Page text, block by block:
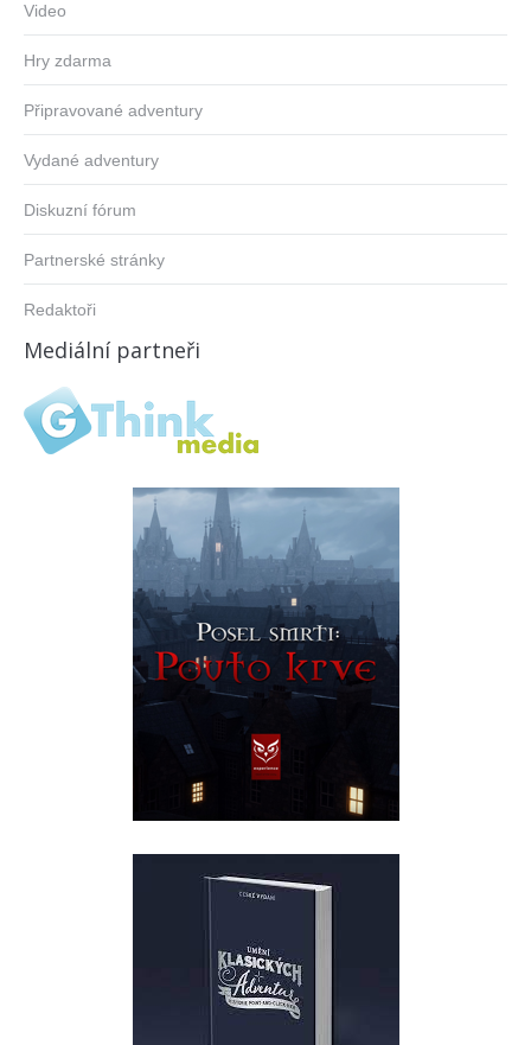
Video
Hry zdarma
Připravované adventury
Vydané adventury
Diskuzní fórum
Partnerské stránky
Redaktoři
Mediální partneři